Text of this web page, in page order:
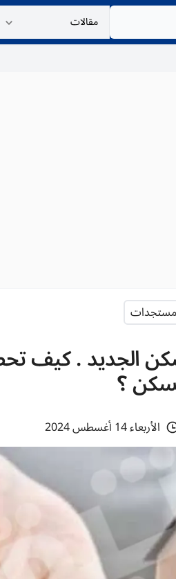
مستجدات
الجديد . كيف
؟
الأربعاء 14 أغسطس 2024